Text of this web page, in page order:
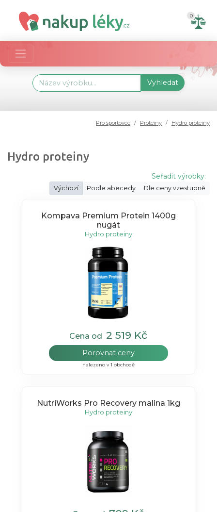
0
Vyhledat
Pro sportovce Proteiny Hydro proteiny
Hydro proteiny
Seřadit výrobky:
Výchozí Podle abecedy Dle ceny vzestupně
Kompava Premium Protein 1400g
nugát
Hydro proteiny
Cena od2 519 Kč
Porovnat ceny
nalezeno v 1 obchodě
NutriWorks Pro Recovery malina 1kg
Hydro proteiny